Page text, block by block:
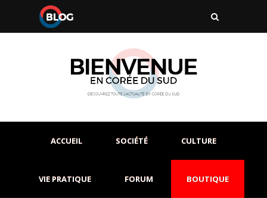
ACCUEIL SOCIÉTÉ CULTURE
VIE PRATIQUE FORUM BOUTIQUE